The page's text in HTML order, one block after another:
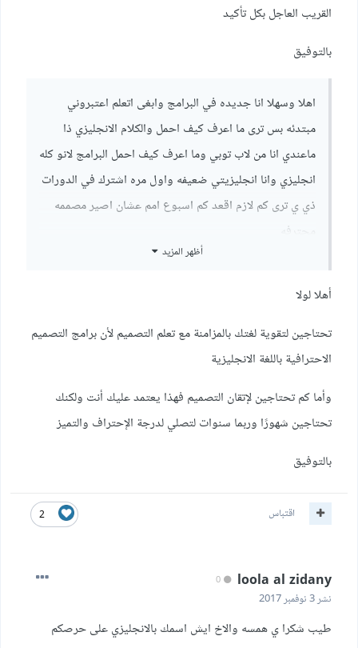
القريب العاجل بكل تأكيد
بالتوفيق
اهلا وسهلا انا جديده في البرامج وابغى اتعلم اعتبروني
مبتدئه بس ترى ما اعرف كيف احمل والكلام الانجليزي ذا
ماعندي انا من لاب توبي وما اعرف كيف احمل البرامج لانو كله
انجليزي وانا انجليزيتي ضعيفه واول مره اشترك في الدورات
ذي ي ترى كم لازم اقعد كم اسبوع امم عشان اصير مصممه
محترفه
أظهر المزيد
أهلا لولا
تحتاجين لتقوية لغتك بالمزامنة مع تعلم التصميم لأن برامج التصميم
الاحترافية باللغة الانجليزية
وأما كم تحتاجين لإتقان التصميم فهذا يعتمد عليك أنت ولكنك
تحتاجين شهورًا وربما سنوات لتصلي لدرجة الإحتراف والتميز
بالتوفيق
2 اقتباس
loola al zidany
نشر3 نوفمبر 2017
طيب شكرا ي همسه والاخ ايش اسمك بالانجليزي على حرصكم